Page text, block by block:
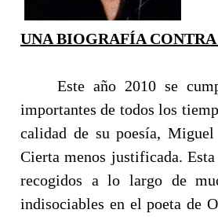
UNA BIOGRAFÍA
Este año 2010 se
importantes de todos los
calidad de su poesía, Miguel
Cierta menos justificada.
recogidos a lo largo de
indisociables en el poeta de